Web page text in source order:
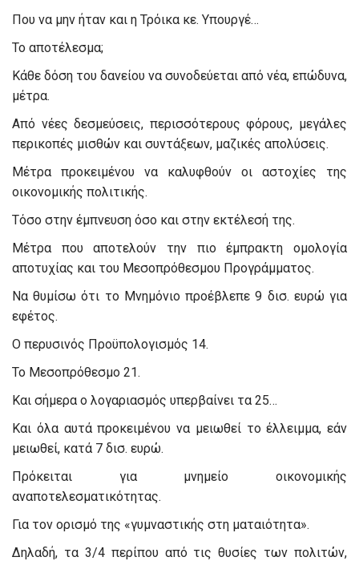
Που να μην ήταν και η Τρόικα κε. Υπουργέ…
Το αποτέλεσμα;
Κάθε δόση του δανείου να συνοδεύεται από νέα, επώδυνα,
μέτρα.
Από νέες δεσμεύσεις, περισσότερους φόρους, μεγάλες
περικοπές μισθών και συντάξεων, μαζικές απολύσεις.
Μέτρα προκειμένου να καλυφθούν οι αστοχίες της
οικονομικής πολιτικής.
Τόσο στην έμπνευση όσο και στην εκτέλεσή της.
Μέτρα που αποτελούν την πιο έμπρακτη ομολογία
αποτυχίας και του Μεσοπρόθεσμου Προγράμματος.
Να θυμίσω ότι το Μνημόνιο προέβλεπε 9 δισ. ευρώ για
εφέτος.
Ο περυσινός Προϋπολογισμός 14.
Το Μεσοπρόθεσμο 21.
Και σήμερα ο λογαριασμός υπερβαίνει τα 25…
Και όλα αυτά προκειμένου να μειωθεί το έλλειμμα, εάν
μειωθεί, κατά 7 δισ. ευρώ.
Πρόκειται για μνημείο οικονομικής
αναποτελεσματικότητας.
Για τον ορισμό της «γυμναστικής στη ματαιότητα».
Δηλαδή, τα 3/4 περίπου από τις θυσίες των πολιτών,